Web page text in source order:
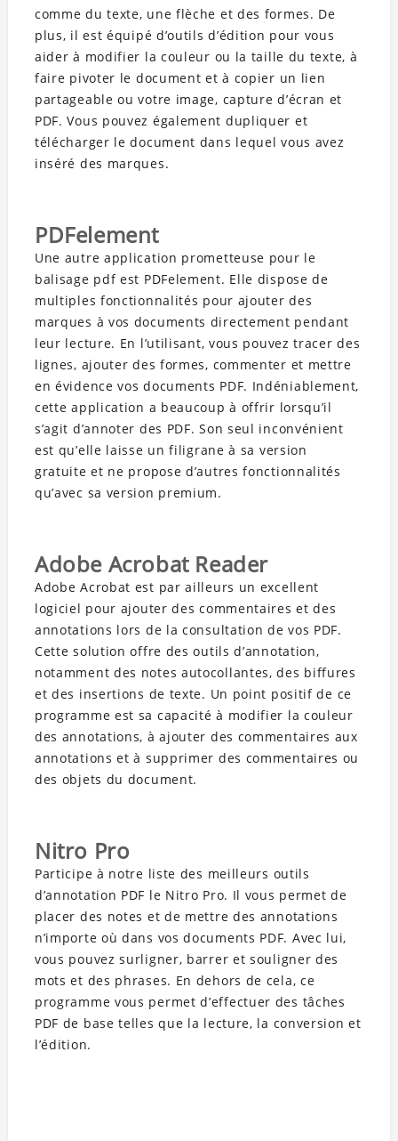
comme du texte, une flèche et des formes. De
plus, il est équipé d’outils d’édition pour vous
aider à modifier la couleur ou la taille du texte, à
faire pivoter le document et à copier un lien
partageable ou votre image, capture d’écran et
PDF. Vous pouvez également dupliquer et
télécharger le document dans lequel vous avez
inséré des marques.
PDFelement
Une autre application prometteuse pour le
balisage pdf est PDFelement. Elle dispose de
multiples fonctionnalités pour ajouter des
marques à vos documents directement pendant
leur lecture. En l’utilisant, vous pouvez tracer des
lignes, ajouter des formes, commenter et mettre
en évidence vos documents PDF. Indéniablement,
cette application a beaucoup à offrir lorsqu’il
s’agit d’annoter des PDF. Son seul inconvénient
est qu’elle laisse un filigrane à sa version
gratuite et ne propose d’autres fonctionnalités
qu’avec sa version premium.
Adobe Acrobat Reader
Adobe Acrobat est par ailleurs un excellent
logiciel pour ajouter des commentaires et des
annotations lors de la consultation de vos PDF.
Cette solution offre des outils d’annotation,
notamment des notes autocollantes, des biffures
et des insertions de texte. Un point positif de ce
programme est sa capacité à modifier la couleur
des annotations, à ajouter des commentaires aux
annotations et à supprimer des commentaires ou
des objets du document.
Nitro Pro
Participe à notre liste des meilleurs outils
d’annotation PDF le Nitro Pro. Il vous permet de
placer des notes et de mettre des annotations
n’importe où dans vos documents PDF. Avec lui,
vous pouvez surligner, barrer et souligner des
mots et des phrases. En dehors de cela, ce
programme vous permet d’effectuer des tâches
PDF de base telles que la lecture, la conversion et
l’édition.